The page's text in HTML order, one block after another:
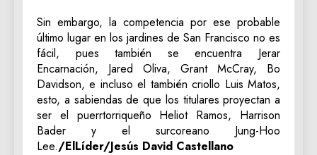
Sin embargo, la competencia por ese probable
último lugar en los jardines de San Francisco no es
fácil, pues también se encuentra Jerar
Encarnación, Jared Oliva, Grant McCray, Bo
Davidson, e incluso el también criollo Luis Matos,
esto, a sabiendas de que los titulares proyectan a
ser el puerrtorriqueño Heliot Ramos, Harrison
Bader y el surcoreano Jung-Hoo
Lee./ElLíder/Jesús David Castellano